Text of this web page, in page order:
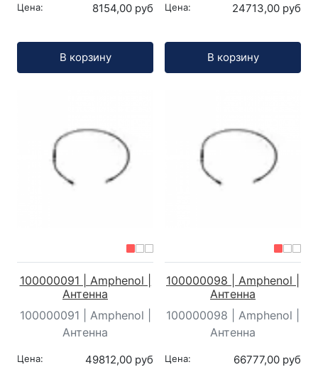
Цена: 8154,00 руб
В корзину
Цена: 24713,00 руб
В корзину
100000091 | Amphenol |
Антенна
100000091 | Amphenol |
Антенна
Цена: 49812,00 руб
100000098 | Amphenol |
Антенна
100000098 | Amphenol |
Антенна
Цена: 66777,00 руб